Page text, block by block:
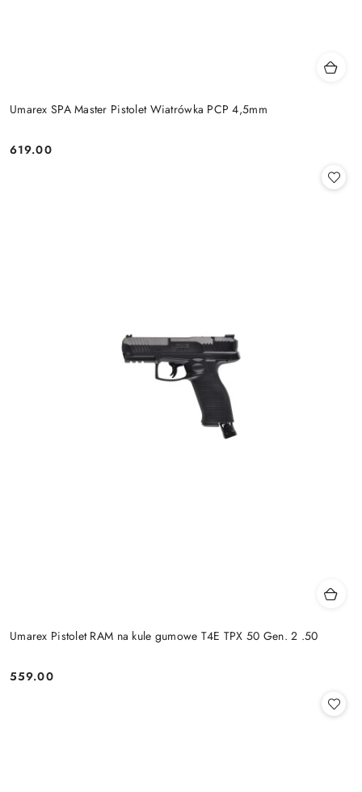
Umarex SPA Master Pistolet Wiatrówka PCP 4,5mm
Cena:
619.00
Umarex Pistolet RAM na kule gumowe T4E TPX 50 Gen. 2 .50
Cena:
559.00